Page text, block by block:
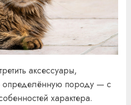
аксессуары,
определённую породу — с
характера.